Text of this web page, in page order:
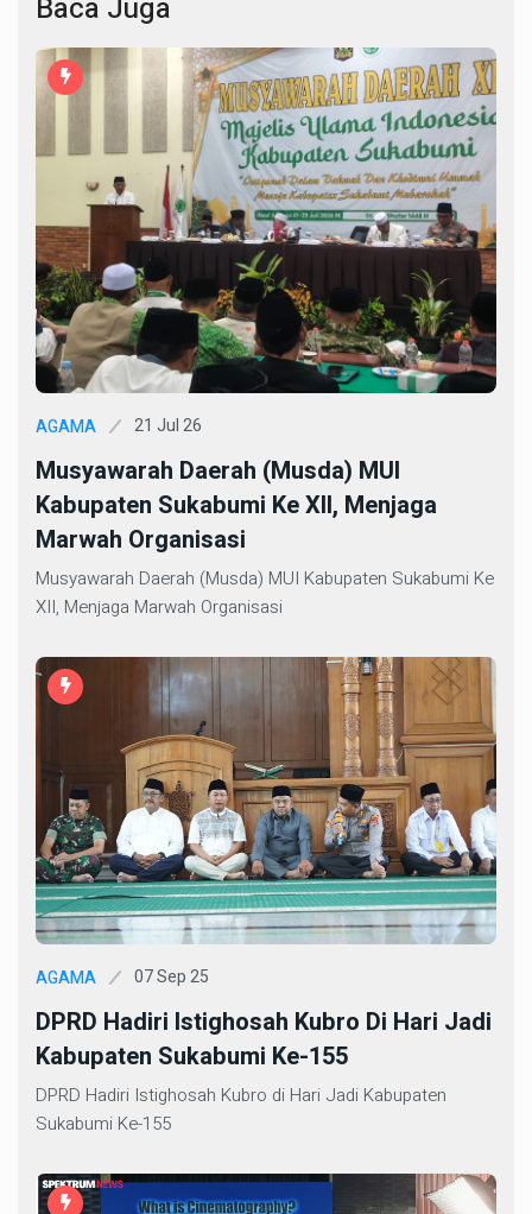
Baca Juga
AGAMA 21 Jul 26
Musyawarah Daerah (Musda) MUI
Kabupaten Sukabumi Ke XII, Menjaga
Marwah Organisasi
Musyawarah Daerah (Musda) MUI Kabupaten Sukabumi Ke
XII, Menjaga Marwah Organisasi
AGAMA 07 Sep 25
DPRD Hadiri Istighosah Kubro Di Hari Jadi
Kabupaten Sukabumi Ke-155
DPRD Hadiri Istighosah Kubro di Hari Jadi Kabupaten
Sukabumi Ke-155